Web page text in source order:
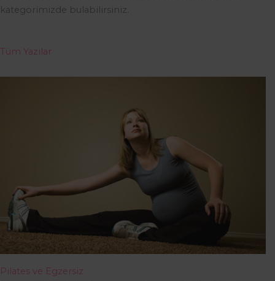
kategorimizde bulabilirsiniz.
Tüm Yazılar
Pilates ve Egzersiz